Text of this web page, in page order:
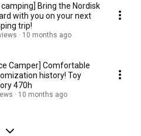
camping] Bring the Nordisk
with you on your next
trip!
10 months ago
Camper] Comfortable
history! Toy
470h
10 months ago